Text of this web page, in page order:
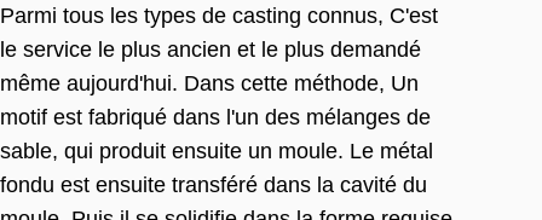
Parmi tous les types de casting connus, C'est
le service le plus ancien et le plus demandé
même aujourd'hui. Dans cette méthode, Un
motif est fabriqué dans l'un des mélanges de
sable, qui produit ensuite un moule. Le métal
fondu est ensuite transféré dans la cavité du